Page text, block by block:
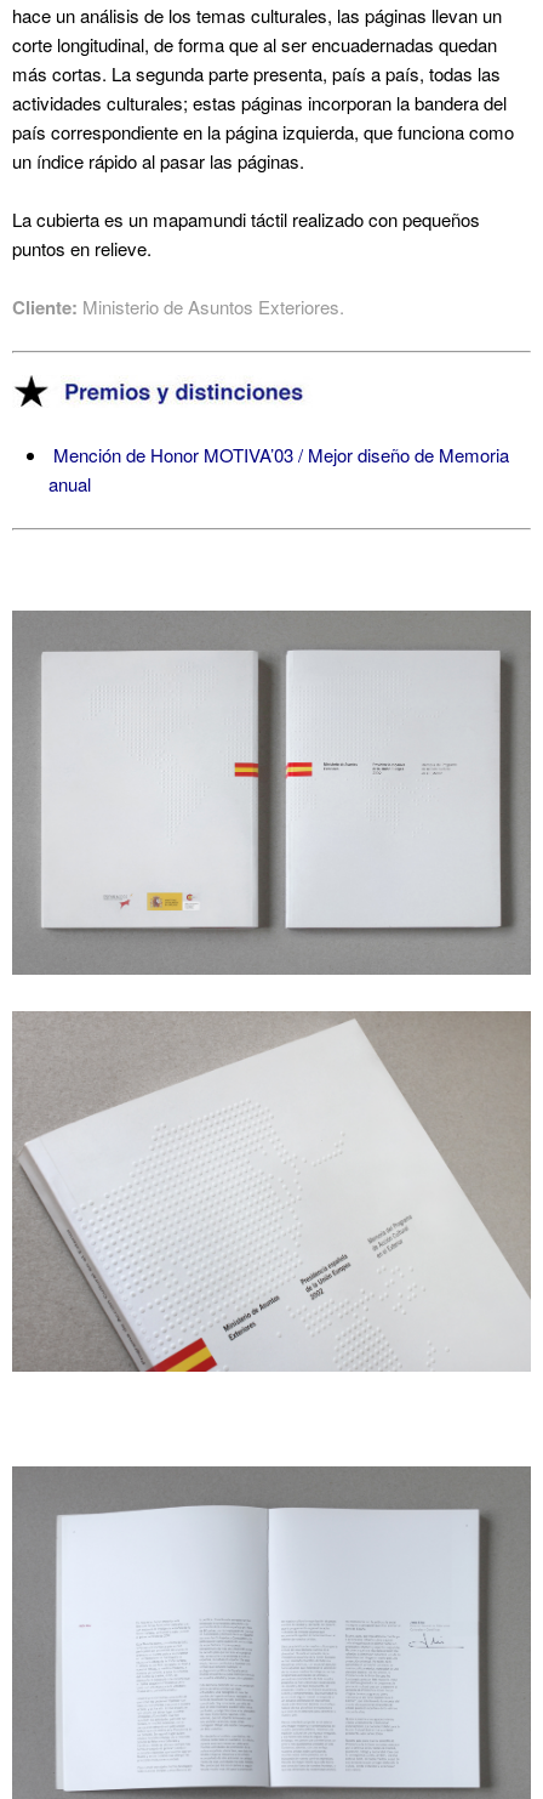
hace un análisis de los temas culturales, las páginas llevan un
corte longitudinal, de forma que al ser encuadernadas quedan
más cortas. La segunda parte presenta, país a país, todas las
actividades culturales; estas páginas incorporan la bandera del
país correspondiente en la página izquierda, que funciona como
un índice rápido al pasar las páginas.
La cubierta es un mapamundi táctil realizado con pequeños
puntos en relieve.
Cliente: Ministerio de Asuntos Exteriores.
Mención de Honor MOTIVA’03 / Mejor diseño de Memoria
anual